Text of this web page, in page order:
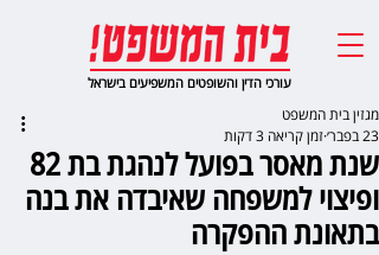
עורכי הדין והשופטים המשפיעים בישראל
שנת מאסר בפועל לנהגת בת 82
ופיצוי למשפחה שאיבדה את בנה
בתאונת ההפקרה
מגזין בית המשפט
23 בפבר׳
זמן קריאה 3 דקות